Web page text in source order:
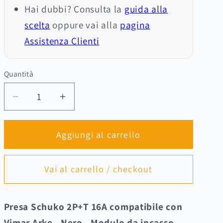
Hai dubbi? Consulta la guida alla
scelta oppure vai alla pagina
Assistenza Clienti
Quantità
Quantità
Diminuisci
Schuko
–
Compatibile
Aumenta
Presa
Schuko
2P+T
–
Compatibile
Aggiungi al carrello
Vai al carrello / checkout
Presa Schuko 2P+T 16A compatibile con